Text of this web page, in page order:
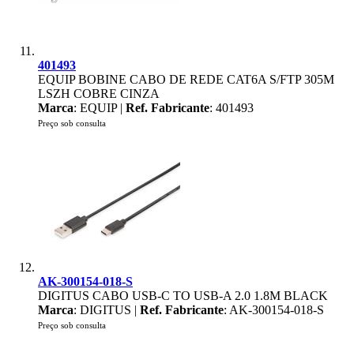
401493
EQUIP BOBINE CABO DE REDE CAT6A S/FTP 305M
LSZH COBRE CINZA
Marca: EQUIP | Ref. Fabricante: 401493
Preço sob consulta
AK-300154-018-S
DIGITUS CABO USB-C TO USB-A 2.0 1.8M BLACK
Marca: DIGITUS | Ref. Fabricante: AK-300154-018-S
Preço sob consulta